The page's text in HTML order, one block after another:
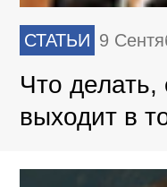
СТАТЬИ 9
Что делать,
выходит в